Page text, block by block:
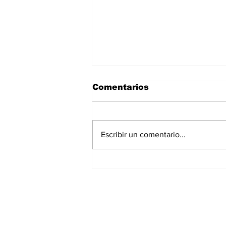
Comentarios
Escribir un comentario...